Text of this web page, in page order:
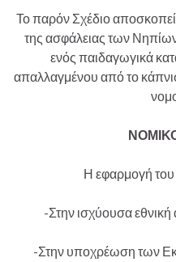
Το παρόν Σχέδιο αποσκοπεί
της ασφάλειας των
ενός παιδαγωγικά
απαλλαγμένου από το
Η εφαρμογή του
-Στην ισχύουσα εθνική
-Στην υποχρέωση των